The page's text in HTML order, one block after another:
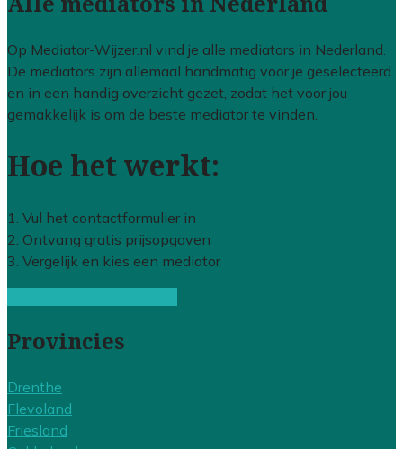
Op Mediator-Wijzer.nl vind je alle mediators in Nederland.
De mediators zijn allemaal handmatig voor je geselecteerd
en in een handig overzicht gezet, zodat het voor jou
gemakkelijk is om de beste mediator te vinden.
Hoe het werkt:
1. Vul het contactformulier in
2. Ontvang gratis prijsopgaven
3. Vergelijk en kies een mediator
Provincies
Drenthe
Flevoland
Friesland